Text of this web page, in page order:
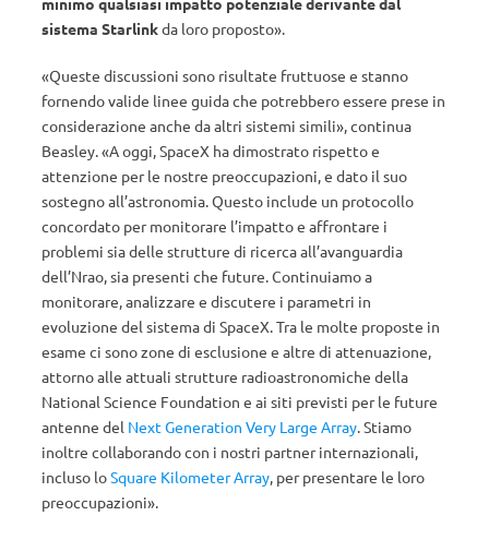
sistema Starlinkda loro proposto».
«Queste discussioni sono risultate fruttuose e stanno
fornendo valide linee guida che potrebbero essere prese in
considerazione anche da altri sistemi simili», continua
Beasley. «A oggi, SpaceX ha dimostrato rispetto e
attenzione per le nostre preoccupazioni, e dato il suo
sostegno all’astronomia. Questo include un protocollo
concordato per monitorare l’impatto e affrontare i
problemi sia delle strutture di ricerca all’avanguardia
dell’Nrao, sia presenti che future. Continuiamo a
monitorare, analizzare e discutere i parametri in
evoluzione del sistema di SpaceX. Tra le molte proposte in
esame ci sono zone di esclusione e altre di attenuazione,
attorno alle attuali strutture radioastronomiche della
National Science Foundation e ai siti previsti per le future
antenne del Next Generation Very Large Array. Stiamo
inoltre collaborando con i nostri partner internazionali,
incluso loSquare Kilometer Array, per presentare le loro
preoccupazioni».